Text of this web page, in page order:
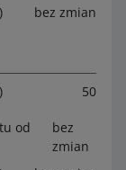
bez zmian
50
od
bez
zmian